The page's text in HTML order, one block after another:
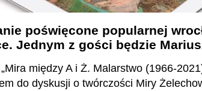
poświęcone popularnej
Jednym z gości będzie
między A i Ż. Malarstwo (1966-
do dyskusji o twórczości Miry